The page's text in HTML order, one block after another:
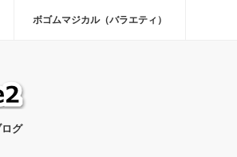
ボゴムマジカル（バラエティ）
グ